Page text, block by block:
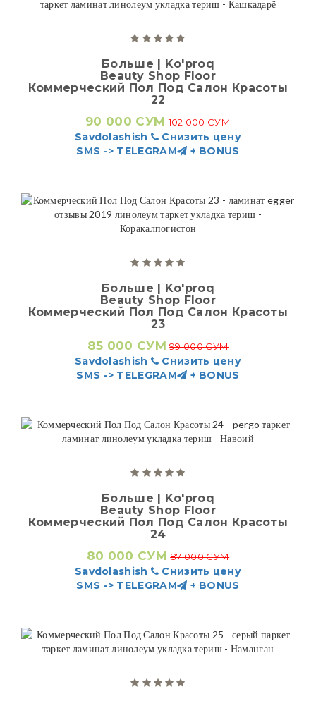
Больше | Ko'proq
Beauty Shop Floor
Коммерческий Пол Под Салон Красоты
22
90 000 СУМ 102 000 СУМ
Savdolashish
Снизить цену
SMS -> TELEGRAM
+ BONUS
Больше | Ko'proq
Beauty Shop Floor
Коммерческий Пол Под Салон Красоты
23
85 000 СУМ 99 000 СУМ
Savdolashish
Снизить цену
SMS -> TELEGRAM
+ BONUS
Больше | Ko'proq
Beauty Shop Floor
Коммерческий Пол Под Салон Красоты
24
80 000 СУМ 87 000 СУМ
Savdolashish
Снизить цену
SMS -> TELEGRAM
+ BONUS